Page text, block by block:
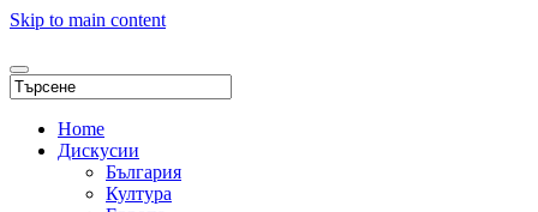
Skip to main content
Home
Дискусии
България
Култура